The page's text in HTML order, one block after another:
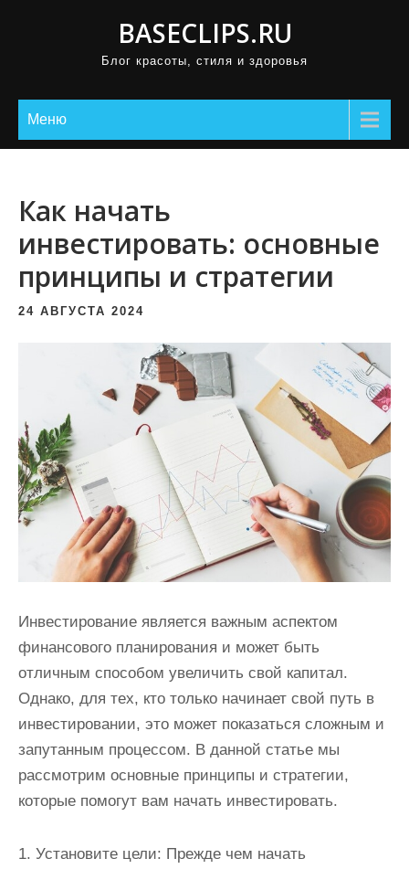
BASECLIPS.RU
Блог красоты, стиля и здоровья
Меню
Как начать
инвестировать: основные
принципы и стратегии
24 АВГУСТА 2024
Инвестирование является важным аспектом
финансового планирования и может быть
отличным способом увеличить свой капитал.
Однако, для тех, кто только начинает свой путь в
инвестировании, это может показаться сложным и
запутанным процессом. В данной статье мы
рассмотрим основные принципы и стратегии,
которые помогут вам начать инвестировать.
1. Установите цели: Прежде чем начать